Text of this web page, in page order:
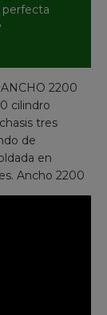
perfecta
2200
cilindro
tres
de
en
Ancho 2200